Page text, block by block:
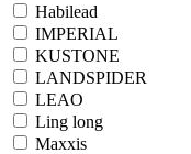
Habilead
IMPERIAL
KUSTONE
LANDSPIDER
LEAO
Ling long
Maxxis